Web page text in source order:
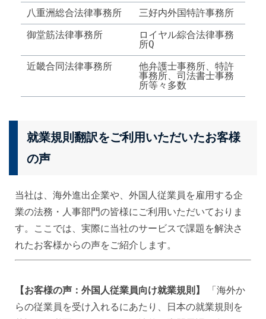
八重洲総合法律事務所
三好内外国特許事務所
御堂筋法律事務所
ロイヤル綜合法律事務
所Q
近畿合同法律事務所
他弁護士事務所、特許
事務所、司法書士事務
所等々多数
就業規則翻訳をご利用いただいたお客様
の声
当社は、海外進出企業や、外国人従業員を雇用する企
業の法務・人事部門の皆様にご利用いただいておりま
す。ここでは、実際に当社のサービスで課題を解決さ
れたお客様からの声をご紹介します。
【お客様の声：外国人従業員向け就業規則】
「海外か
らの従業員を受け入れるにあたり、日本の就業規則を